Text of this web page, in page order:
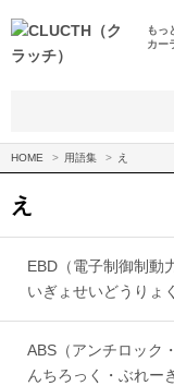
もっ
カー
HOME 用語集 え
え
EBD（電子制御制動
いぎょせいどうりょ
ABS（アンチロック
んちろっく・ぶれー